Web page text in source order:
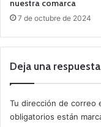
nuestra comarca
7 de octubre de 2024
Deja una respuesta
Tu dirección de correo
obligatorios están